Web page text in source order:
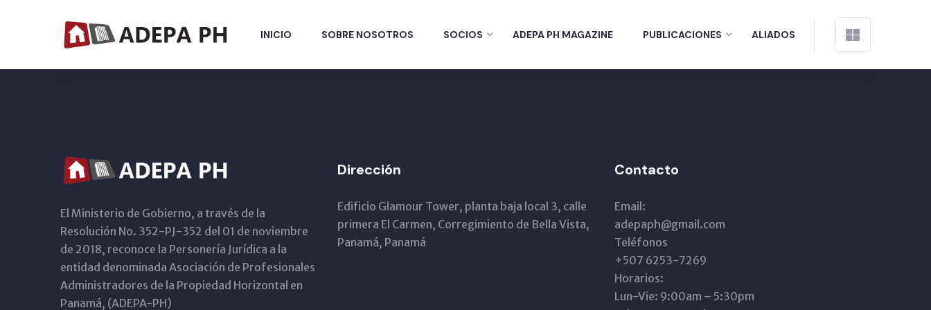
INICIO SOBRE NOSOTROS SOCIOS ADEPA PH MAGAZINE PUBLICACIONES ALIADOS
El Ministerio de Gobierno, a través de la
Resolución No. 352-PJ-352 del 01 de noviembre
de 2018, reconoce la Personería Jurídica a la
entidad denominada Asociación de Profesionales
Administradores de la Propiedad Horizontal en
Panamá, (ADEPA-PH)
Dirección
Edificio Glamour Tower, planta baja local 3, calle
primera El Carmen, Corregimiento de Bella Vista,
Panamá, Panamá
Contacto
Email:
adepaph@gmail.com
Teléfonos
+507 6253-7269
Horarios:
Lun-Vie: 9:00am – 5:30pm